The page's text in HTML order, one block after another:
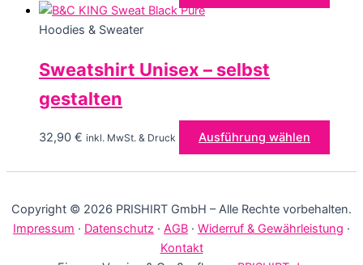
Hoodies & Sweater
Sweatshirt Unisex – selbst
gestalten
32,90 € inkl. MwSt. & Druck Ausführung wählen
weist
auf.
Copyright © 2026 PRISHIRT GmbH – Alle Rechte vorbehalten.
Impressum · Datenschutz · AGB · Widerruf & Gewährleistung ·
Kontakt